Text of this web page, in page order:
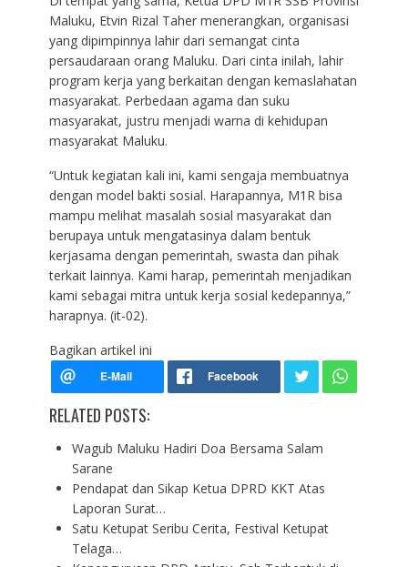
Maluku, Etvin Rizal Taher menerangkan, organisasi
yang dipimpinnya lahir dari semangat cinta
persaudaraan orang Maluku. Dari cinta inilah, lahir
program kerja yang berkaitan dengan kemaslahatan
masyarakat. Perbedaan agama dan suku
masyarakat, justru menjadi warna di kehidupan
masyarakat Maluku.
“Untuk kegiatan kali ini, kami sengaja membuatnya
dengan model bakti sosial. Harapannya, M1R bisa
mampu melihat masalah sosial masyarakat dan
berupaya untuk mengatasinya dalam bentuk
kerjasama dengan pemerintah, swasta dan pihak
terkait lainnya. Kami harap, pemerintah menjadikan
kami sebagai mitra untuk kerja sosial kedepannya,”
harapnya. (it-02).
Bagikan artikel ini
RELATED POSTS:
Wagub Maluku Hadiri Doa Bersama Salam
Sarane
Pendapat dan Sikap Ketua DPRD KKT Atas
Laporan Surat…
Satu Ketupat Seribu Cerita, Festival Ketupat
Telaga…